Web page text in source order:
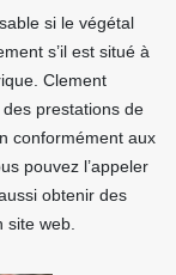
si le végétal
s’il est situé à
Clement
prestations de
conformément aux
pouvez l’appeler
obtenir des
web.